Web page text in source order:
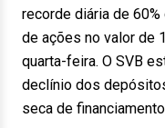
recorde diária de
de ações no valor de
quarta-feira. O SVB
declínio dos
seca de